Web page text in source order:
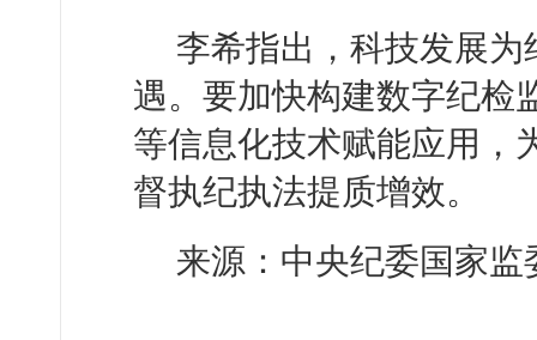
李希指出，科技发展
遇。要加快构建数字纪检
等信息化技术赋能应用，
督执纪执法提质增效。
来源：中央纪委国家监